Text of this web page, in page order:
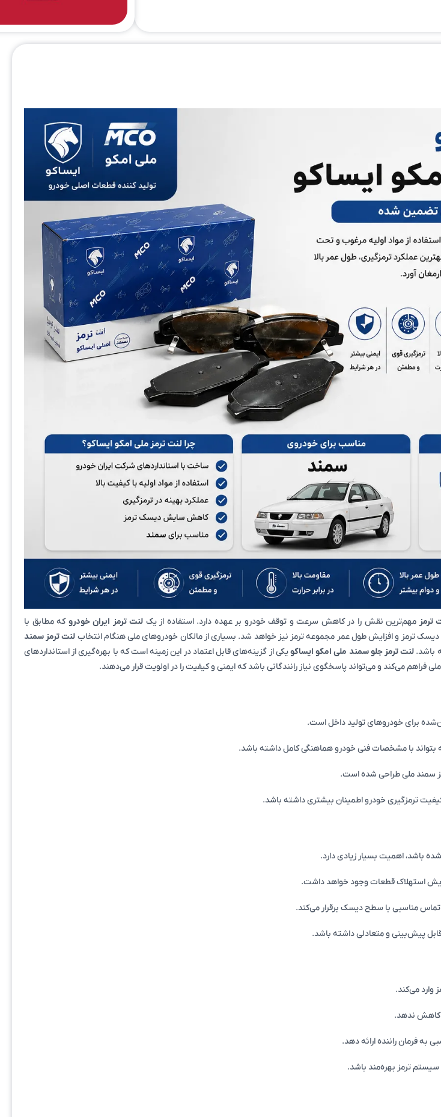
ترمز مهم‌ترین نقش را در کاهش سرعت و توقف خودرو بر عهده دارد. استفاده از یک لنت ترمز ایران خودرو که مطابق با
ترمز و افزایش طول عمر مجموعه ترمز نیز خواهد شد. بسیاری از مالکان خودروهای ملی هنگام انتخاب لنت ترمز سمند
باشد. لنت ترمز جلو سمند ملی امکو ایساکویکی از گزینه‌های قابل اعتماد در این زمینه است که با بهره‌گیری از استانداردهای
می‌کند و می‌تواند پاسخگوی نیاز رانندگانی باشد که ایمنی و کیفیت را در اولویت قرار می‌دهند.
برای خودروهای تولید داخل است.
بتواند با مشخصات فنی خودرو هماهنگی کامل داشته باشد.
سمند ملی طراحی شده است.
ترمزگیری خودرو اطمینان بیشتری داشته باشد.
باشد، اهمیت بسیار زیادی دارد.
استهلاک قطعات وجود خواهد داشت.
تماس مناسبی با سطح دیسک برقرار می‌کند.
پیش‌بینی و متعادلی داشته باشد.
وارد می‌کند.
کاهش ندهد.
به فرمان راننده ارائه دهد.
سیستم ترمز بهره‌مند باشد.